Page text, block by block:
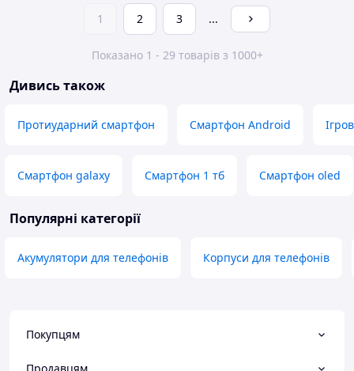
1 2 3 ...
Показано 1 - 29 товарів з 1000+
Дивись також
Протиударний смартфон Смартфон Android
Смартфон galaxy Смартфон 1 тб Смартфон oled
Популярні категорії
Акумулятори для телефонів Корпуси для телефонів
Покупцям